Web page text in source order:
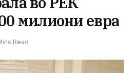
милиони евра
Read